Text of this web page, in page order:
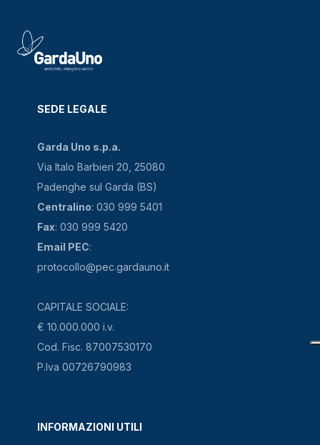
SEDE LEGALE
Garda Uno s.p.a.
Via Italo Barbieri 20, 25080
Padenghe sul Garda (BS)
Centralino: 030 999 5401
Fax: 030 999 5420
Email PEC:
protocollo@pec.gardauno.it
CAPITALE SOCIALE:
€ 10.000.000 i.v.
Cod. Fisc. 87007530170
P.Iva 00726790983
INFORMAZIONI UTILI